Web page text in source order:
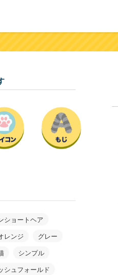
ショートヘア
レンジ
グレー
シンプル
シュフォールド